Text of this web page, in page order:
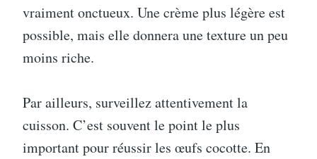
vraiment onctueux. Une crème plus légère est
possible, mais elle donnera une texture un peu
moins riche.
Par ailleurs, surveillez attentivement la
cuisson. C’est souvent le point le plus
important pour réussir les œufs cocotte. En